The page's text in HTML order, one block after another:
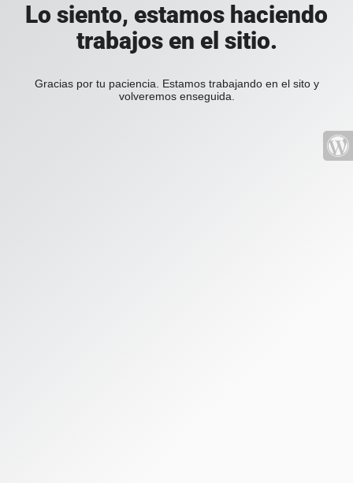
Lo siento, estamos haciendo
trabajos en el sitio.
Gracias por tu paciencia. Estamos trabajando en el sito y
volveremos enseguida.